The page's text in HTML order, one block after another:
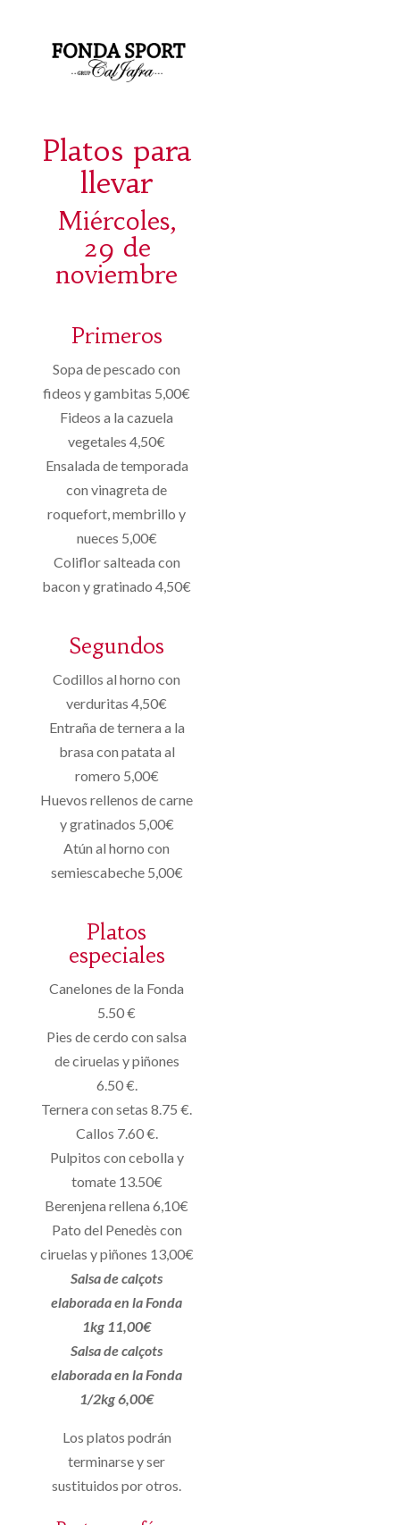
Platos para
llevar
Miércoles,
29 de
noviembre
Primeros
Sopa de pescado con
fideos y gambitas 5,00€
Fideos a la cazuela
vegetales 4,50€
Ensalada de temporada
con vinagreta de
roquefort, membrillo y
nueces 5,00€
Coliflor salteada con
bacon y gratinado 4,50€
Segundos
Codillos al horno con
verduritas 4,50€
Entraña de ternera a la
brasa con patata al
romero 5,00€
Huevos rellenos de carne
y gratinados 5,00€
Atún al horno con
semiescabeche 5,00€
Platos
especiales
Canelones de la Fonda
5.50 €
Pies de cerdo con salsa
de ciruelas y piñones
6.50 €.
Ternera con setas 8.75 €.
Callos 7.60 €.
Pulpitos con cebolla y
tomate 13.50€
Berenjena rellena 6,10€
Pato del Penedès con
ciruelas y piñones 13,00€
Salsa de calçots
elaborada en la Fonda
1kg 11,00€
Salsa de calçots
elaborada en la Fonda
1/2kg 6,00€
Los platos podrán
terminarse y ser
sustituidos por otros.